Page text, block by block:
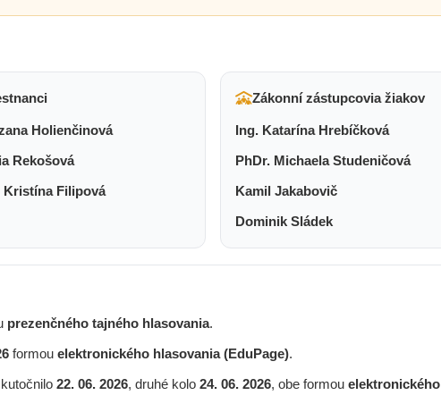
Holienčinová
Rekošová
Kristína Filipová
Zákonní zástupcovia žiakov
Ing. Katarína Hrebíčková
PhDr. Michaela Studeničová
Kamil Jakabovič
Dominik Sládek
prezenčného tajného hlasovania.
formou elektronického hlasovania (EduPage).
22. 06. 2026, druhé kolo 24. 06. 2026, obe formou elektronického